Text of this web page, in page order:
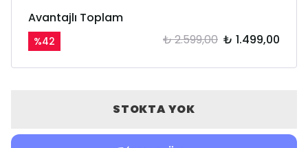
Avantajlı Toplam
%42 ₺ 2.599,00 ₺ 1.499,00
STOKTA YOK